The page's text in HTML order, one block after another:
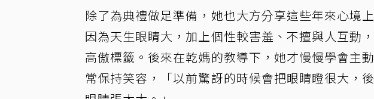
除了為典禮做足準備，她也大方分享這些年來心境
因為天生眼睛大，加上個性較害羞、不擅與人互動
高傲標籤。後來在乾媽的教導下，她才慢慢學會主
常保持笑容，「以前驚訝的時候會把眼睛瞪很大，